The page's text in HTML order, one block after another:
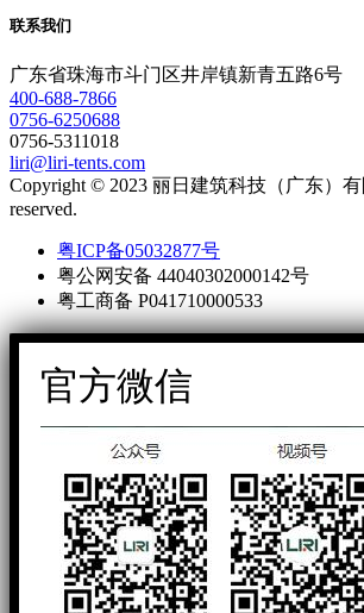
联系我们
广东省珠海市斗门区井岸镇新青五路6号
400-688-7866
0756-6250688
0756-5311018
liri@liri-tents.com
Copyright © 2023 丽日建筑科技（广东）
reserved.
粤ICP备05032877号
粤公网安备 44040302000142号
粤工商备 P041710000533
官方微信